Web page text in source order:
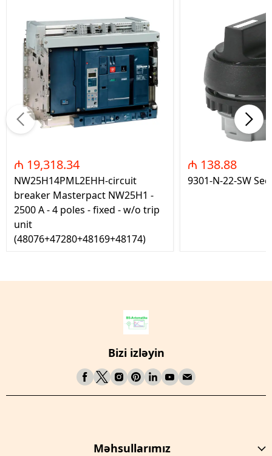
₼ 19,318.34
NW25H14PML2EHH-circuit
breaker Masterpact NW25H1 -
2500 A - 4 poles - fixed - w/o trip
unit
(48076+47280+48169+48174)
₼ 138.88
9301-N-22-SW
Bizi izləyin
Məhsullarımız